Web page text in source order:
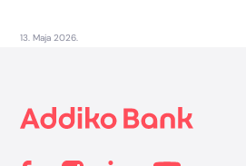
13. Maja 2026.